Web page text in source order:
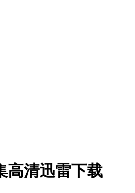
高清迅雷下载